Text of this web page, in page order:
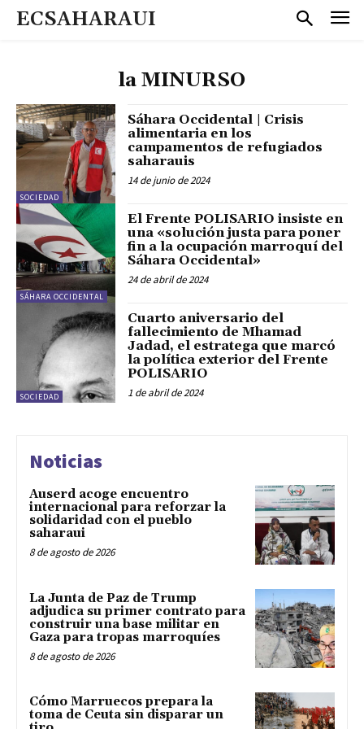
ECSAHARAUI
la MINURSO
SOCIEDAD
Sáhara Occidental | Crisis
alimentaria en los
campamentos de refugiados
saharauis
14 de junio de 2024
SÁHARA OCCIDENTAL
El Frente POLISARIO insiste en
una «solución justa para poner
fin a la ocupación marroquí del
Sáhara Occidental»
24 de abril de 2024
SOCIEDAD
Cuarto aniversario del
fallecimiento de Mhamad
Jadad, el estratega que marcó
la política exterior del Frente
POLISARIO
1 de abril de 2024
Noticias
Auserd acoge encuentro
internacional para reforzar la
solidaridad con el pueblo
saharaui
8 de agosto de 2026
La Junta de Paz de Trump
adjudica su primer contrato para
construir una base militar en
Gaza para tropas marroquíes
8 de agosto de 2026
Cómo Marruecos prepara la
toma de Ceuta sin disparar un